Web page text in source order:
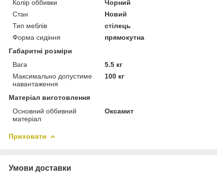
Колір оббивки
Чорний
Стан
Новий
Тип меблів
стілець
Форма сидіння
прямокутна
Габаритні розміри
Вага
5.5 кг
Максимально допустиме
навантаження
100 кг
Матеріал виготовлення
Основний оббивний
матеріал
Оксамит
Приховати
Умови доставки